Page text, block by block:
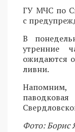
ГУ МЧС по
с
В
утренние
ожидаются
ливни.
Фото: Борис